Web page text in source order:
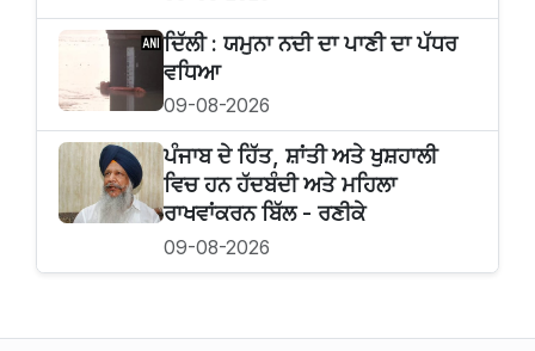
ਦਿੱਲੀ : ਯਮੁਨਾ ਨਦੀ ਦਾ ਪਾਣੀ ਦਾ ਪੱਧਰ
ਵਧਿਆ
09-08-2026
ਪੰਜਾਬ ਦੇ ਹਿੱਤ, ਸ਼ਾਂਤੀ ਅਤੇ ਖੁਸ਼ਹਾਲੀ
ਵਿਚ ਹਨ ਹੱਦਬੰਦੀ ਅਤੇ ਮਹਿਲਾ
ਰਾਖਵਾਂਕਰਨ ਬਿੱਲ - ਰਣੀਕੇ
09-08-2026